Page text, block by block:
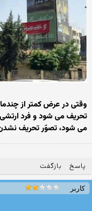
وقتی در عرض کمتر از
تحریف می شود و فرد
می شود، تصوّر تحریف نشدن قرآن پس از
پاسخ بازگفت
کاربر